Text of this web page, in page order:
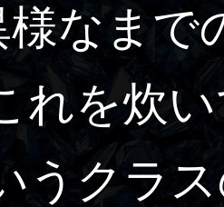
様なまで
れを炊
うクラ